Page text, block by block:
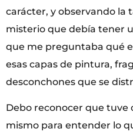
carácter, y observando la
misterio que debía tener
que me preguntaba qué
esas capas de pintura,
desconchones que se
Debo reconocer que
mismo para entender lo